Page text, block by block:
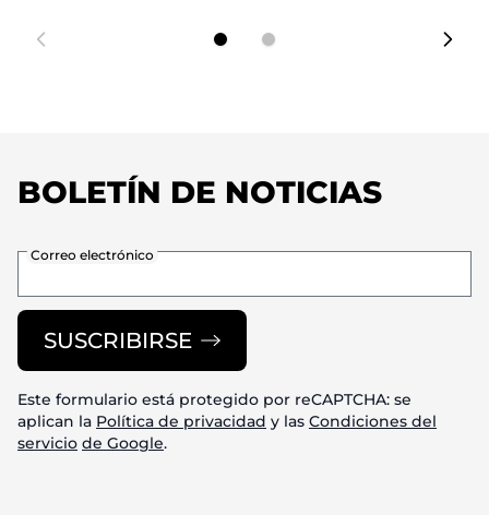
BOLETÍN DE NOTICIAS
Correo electrónico
SUSCRIBIRSE
Este formulario está protegido por reCAPTCHA: se
aplican la Política de privacidad y las Condiciones del
servicio de Google.